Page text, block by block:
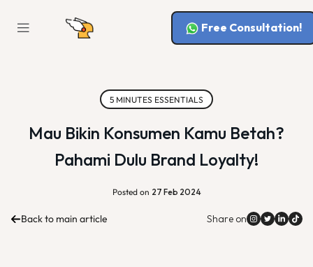
Free Consultation!
5 MINUTES ESSENTIALS
Mau Bikin Konsumen Kamu Betah?
Pahami Dulu Brand Loyalty!
Posted on 27 Feb 2024
Back to main article Share on